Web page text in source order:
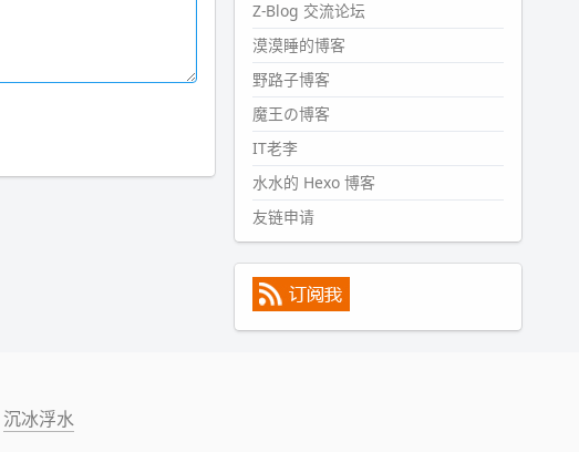
嘟？？？？
wdssmq
2024-09-15 10:32:07
#PubWordVSCode 内 git 操作卡
住的时候没办法主动取消一直是个
痛点，一般都是推送或拉取，今天
连提交都卡了。。
wdssmq
#PubWord又一个夏天过去了，
所以今年也没买防水鞋套；然后天
凉了，为了应对踢被子买了睡袋，
不知道 1.2 米会不会略窄。。
Z-Blog 交流论坛
漠漠睡的博客
野路子博客
魔王の博客
IT老李
水水的 Hexo 博客
友链申请
沉冰浮水